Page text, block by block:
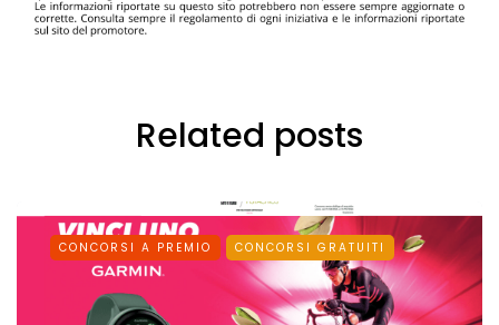
Related posts
CONCORSI A PREMIO CONCORSI GRATUITI